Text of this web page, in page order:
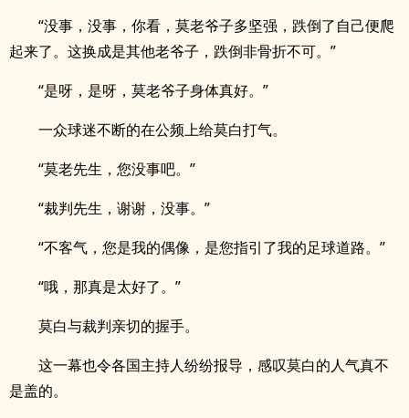
“没事，没事，你看，莫老爷子多坚强，跌倒了自己便爬
起来了。这换成是其他老爷子，跌倒非骨折不可。”
“是呀，是呀，莫老爷子身体真好。”
一众球迷不断的在公频上给莫白打气。
“莫老先生，您没事吧。”
“裁判先生，谢谢，没事。”
“不客气，您是我的偶像，是您指引了我的足球道路。”
“哦，那真是太好了。”
莫白与裁判亲切的握手。
这一幕也令各国主持人纷纷报导，感叹莫白的人气真不
是盖的。